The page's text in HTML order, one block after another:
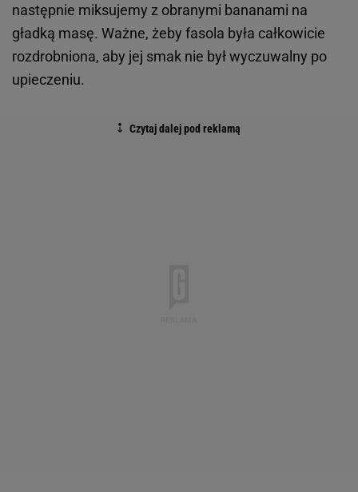
następnie miksujemy z obranymi bananami na
gładką masę. Ważne, żeby fasola była całkowicie
rozdrobniona, aby jej smak nie był wyczuwalny po
upieczeniu.